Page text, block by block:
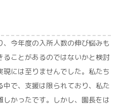
今年度の入所人数の伸び悩みも
ことがあるのではないかと検討
には至りませんでした。私たち
で、支援は限られており、私た
かったです。しかし、園長をは